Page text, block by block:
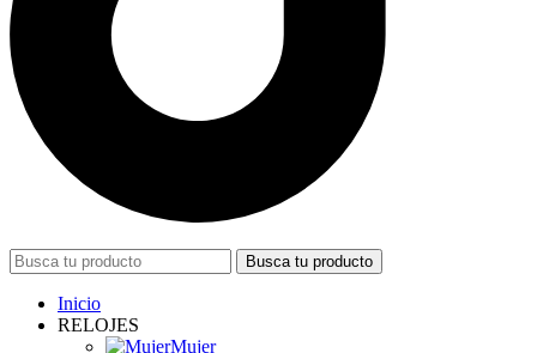
Busca tu producto
Inicio
RELOJES
Mujer